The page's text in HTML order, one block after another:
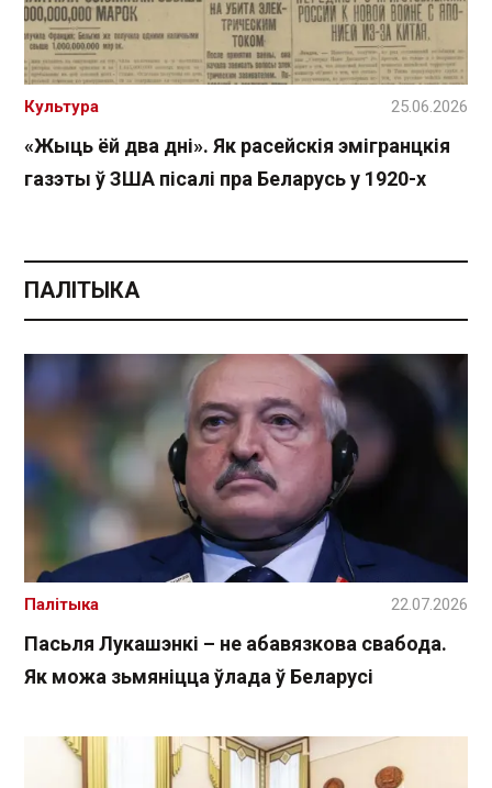
«Жыць ёй два дні». Як расейскія эмігранцкія
газэты ў ЗША пісалі пра Беларусь у 1920-х
Культура 25.06.2026
ПАЛІТЫКА
Пасьля Лукашэнкі – не абавязкова свабода.
Як можа зьмяніцца ўлада ў Беларусі
Палітыка 22.07.2026